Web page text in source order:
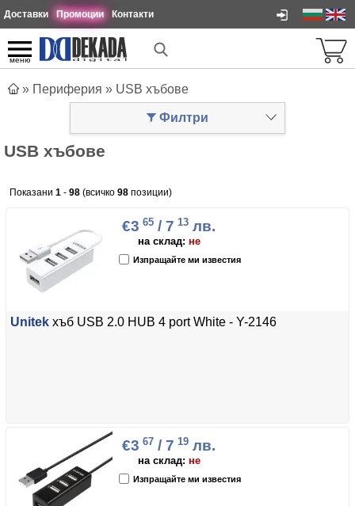
Доставки Промоции Контакти
меню
» Периферия » USB хъбове
USB хъбове
Показани 1 - 98 (всичко 98 позиции)
€3 65 / 7 13 лв.
на склад: не
Изпращайте ми известия
Unitek хъб USB 2.0 HUB 4 port White - Y-2146
€3 67 / 7 19 лв.
на склад: не
Изпращайте ми известия
Филтри